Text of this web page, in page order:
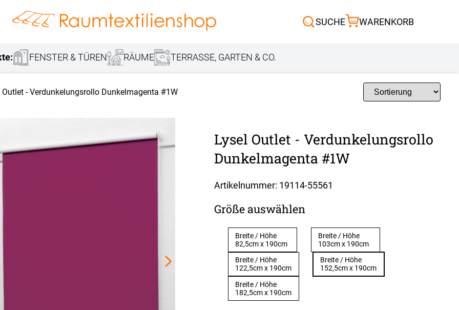
SUCHE WARENKORB
FENSTER & TÜREN
Lamellenvorhang Jalousie Scheibengardinen
RÄUME TERRASSE, GARTEN & CO.
Outlet - Verdunkelungsrollo Dunkelmagenta #1W
Lysel Outlet - Verdunkelungsrollo
Dunkelmagenta #1W
Artikelnummer: 19114-55561
Größe auswählen
Breite / Höhe
82,5cm x 190cm
Breite / Höhe
103cm x 190cm
Breite / Höhe
122,5cm x 190cm
Breite / Höhe
152,5cm x 190cm
Breite / Höhe
182,5cm x 190cm